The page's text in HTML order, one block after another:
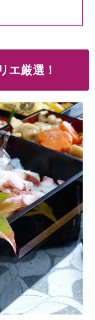
厳選！